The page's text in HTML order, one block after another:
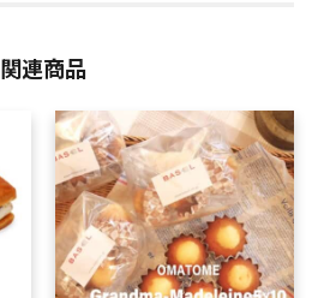
関連商品